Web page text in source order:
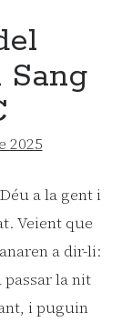
Sang
2025
a la gent i
Veient que
a dir-li:
la nit
i puguin